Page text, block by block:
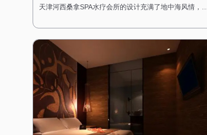
天津河西桑拿SPA水疗会所的设计充满了地中海风情，让
白相间的装饰色调，搭配拱形的门窗和马赛克瓷砖，展
出浓郁的地中海风格。 会所内部的装修以明亮的色调为
主，搭配木质的家具和装饰，营造出一种轻松而愉悦的氛
围。墙壁上挂着地中海风格的挂画，描绘着湛蓝的海洋和
洁白的沙滩，让人仿佛能感受到阳光的温暖。 桑拿房被
计成圆形，四周环绕着蓝色的瓷砖，搭配白色的装饰线
条，仿佛置身于海洋之中。水疗区域则配备了舒适的按摩
床和私人浴缸，每个房间都经过精心布置，搭配蓝色的窗
帘和海洋元素的装饰，营造出一种浪漫而惬意的感觉。
这里，每一次呼吸都能感受到海洋的气息，每一次放松都
能享受到阳光的拥抱。